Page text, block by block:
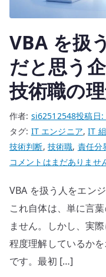
軸
分
け
て
考
え
る
へ
VBA を扱
だと思う
技術職の
作者: si62512548投稿日:
タグ: IT エンジニア,IT
技術判断, 技術職, 責任分
VBA
扱
う
人
を
ン
コメントはまだありませ
VBA を扱う人をエン
これ自体は、単に言
ません。しかし、実
程度理解しているか
です。最初 […]